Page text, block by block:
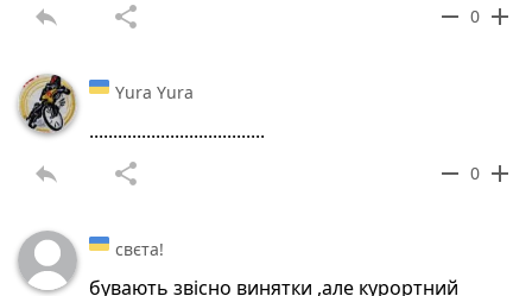
reply share remove 0 add
Yura Yura
.....................................
reply share remove 0 add
свєта!
бувають звісно винятки ,але курортний